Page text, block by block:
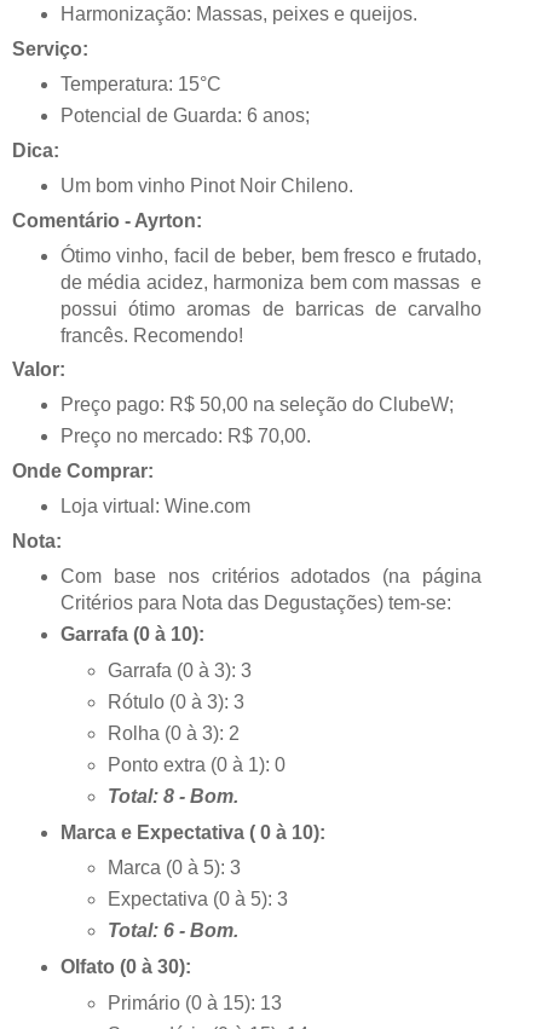
Harmonização: Massas, peixes e queijos.
Serviço:
Temperatura: 15°C
Potencial de Guarda: 6 anos;
Dica:
Um bom vinho Pinot Noir Chileno.
Comentário - Ayrton:
Ótimo vinho, facil de beber, bem fresco e frutado,
de média acidez, harmoniza bem com massas e
possui ótimo aromas de barricas de carvalho
francês. Recomendo!
Valor:
Preço pago: R$ 50,00 na seleção do ClubeW;
Preço no mercado: R$ 70,00.
Onde Comprar:
Loja virtual: Wine.com
Nota:
Com base nos critérios adotados (na página
Critérios para Nota das Degustações) tem-se:
Garrafa (0 à 10):
Garrafa (0 à 3): 3
Rótulo (0 à 3): 3
Rolha (0 à 3): 2
Ponto extra (0 à 1): 0
Total: 8 - Bom.
Marca e Expectativa ( 0 à 10):
Marca (0 à 5): 3
Expectativa (0 à 5): 3
Total: 6 - Bom.
Olfato (0 à 30):
Primário (0 à 15): 13